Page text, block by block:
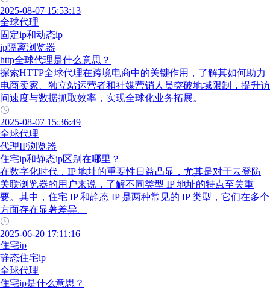
2025-08-07 15:53:13
全球代理
固定ip和动态ip
ip隔离浏览器
http全球代理是什么意思？
探索HTTP全球代理在跨境电商中的关键作用，了解其如何助力
电商卖家、独立站运营者和社媒营销人员突破地域限制，提升访
问速度与数据抓取效率，实现全球化业务拓展。
2025-08-07 15:36:49
全球代理
代理IP浏览器
住宅ip和静态ip区别在哪里？
在数字化时代，IP 地址的重要性日益凸显，尤其是对于云登防
关联浏览器的用户来说，了解不同类型 IP 地址的特点至关重
要。其中，住宅 IP 和静态 IP 是两种常见的 IP 类型，它们在多个
方面存在显著差异。
2025-06-20 17:11:16
住宅ip
静态住宅ip
全球代理
住宅ip是什么意思？